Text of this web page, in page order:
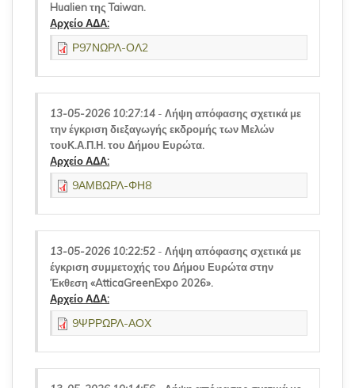
Hualien της Taiwan.
Αρχείο ΑΔΑ:
Ρ97ΝΩΡΛ-ΟΛ2
13-05-2026 10:27:14 - Λήψη απόφασης σχετικά με
την έγκριση διεξαγωγής εκδρομής των Μελών
τουΚ.Α.Π.Η. του Δήμου Ευρώτα.
Αρχείο ΑΔΑ:
9ΑΜΒΩΡΛ-ΦΗ8
13-05-2026 10:22:52 - Λήψη απόφασης σχετικά με
έγκριση συμμετοχής του Δήμου Ευρώτα στην
Έκθεση «AtticaGreenExpo 2026».
Αρχείο ΑΔΑ:
9ΨΡΡΩΡΛ-ΑΟΧ